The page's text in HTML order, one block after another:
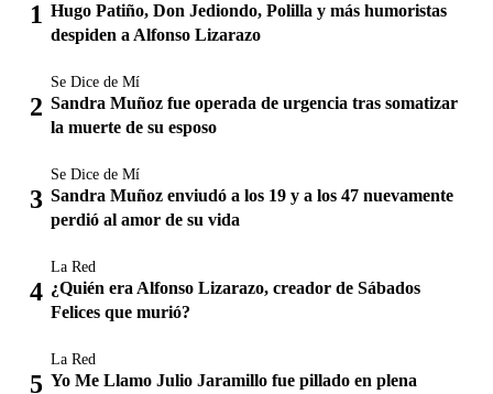
Hugo Patiño, Don Jediondo, Polilla y más humoristas
despiden a Alfonso Lizarazo
Se Dice de Mí
Sandra Muñoz fue operada de urgencia tras somatizar
la muerte de su esposo
Se Dice de Mí
Sandra Muñoz enviudó a los 19 y a los 47 nuevamente
perdió al amor de su vida
La Red
¿Quién era Alfonso Lizarazo, creador de Sábados
Felices que murió?
La Red
Yo Me Llamo Julio Jaramillo fue pillado en plena